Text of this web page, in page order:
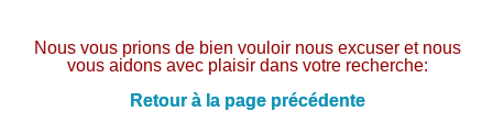
Nous vous prions de bien vouloir nous excuser et nous
vous aidons avec plaisir dans votre recherche:
Retour à la page précédente